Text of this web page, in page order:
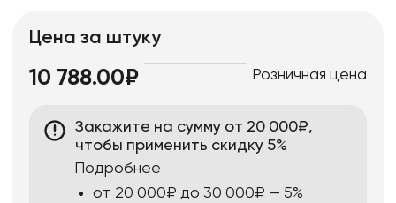
Цена за штуку
10 788.00₽ Розничная цена
Закажите на сумму от 20 000₽,
чтобы применить скидку 5%
Подробнее
от 20 000₽ до 30 000₽ — 5%